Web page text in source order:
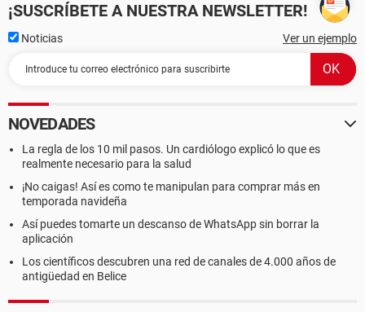
¡SUSCRÍBETE A NUESTRA NEWSLETTER!
Noticias Ver un ejemplo
NOVEDADES
La regla de los 10 mil pasos. Un cardiólogo explicó lo que es
realmente necesario para la salud
¡No caigas! Así es como te manipulan para comprar más en
temporada navideña
Así puedes tomarte un descanso de WhatsApp sin borrar la
aplicación
Los científicos descubren una red de canales de 4.000 años de
antigüedad en Belice